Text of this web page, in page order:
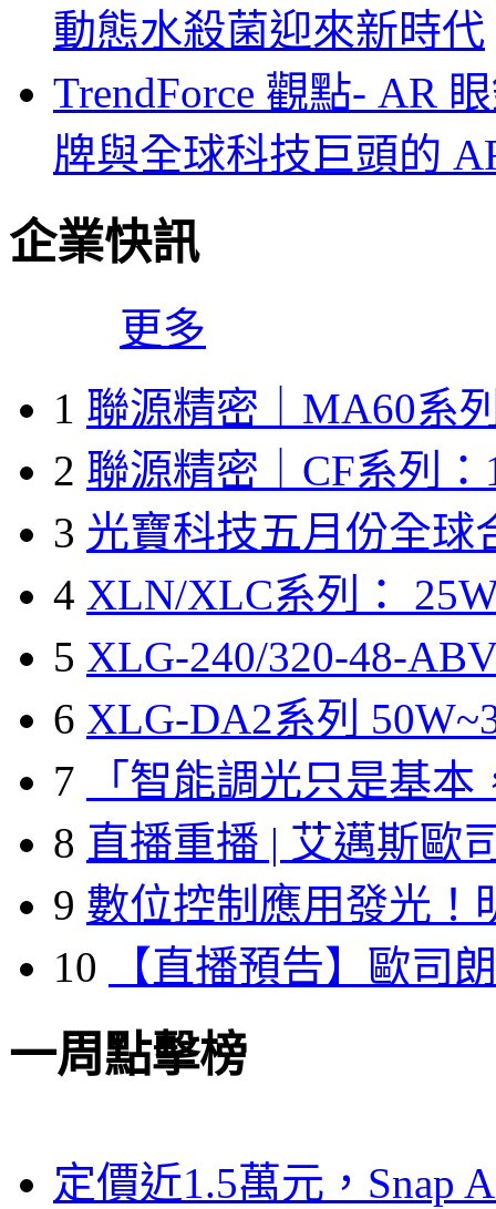
動態水殺菌迎來新時代
TrendForce 觀點- AR
牌與全球科技巨頭的
企業快訊
更多
1 聯源精密｜MA60系
2 聯源精密｜CF系列：
3 光寶科技五月份全球
4 XLN/XLC系列：
5 XLG-240/320-48-
6 XLG-DA2系列
7
「智能調光只是基本
8 直播重播 | 艾邁斯歐
9 數位控制應用發光！
10
【直播預告】歐司
一周點擊榜
定價近1.5萬元，Snap